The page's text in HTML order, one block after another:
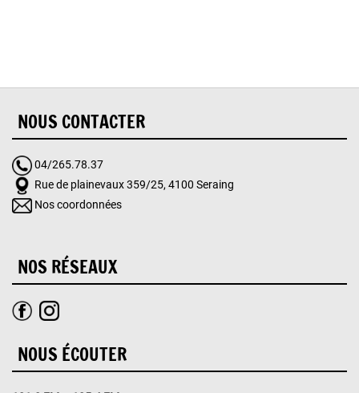
NOUS CONTACTER
04/265.78.37
Rue de plainevaux 359/25, 4100 Seraing
Nos coordonnées
NOS RÉSEAUX
NOUS ÉCOUTER